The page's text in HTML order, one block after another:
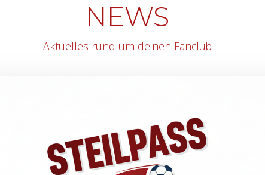
NEWS
Aktuelles rund um deinen Fanclub